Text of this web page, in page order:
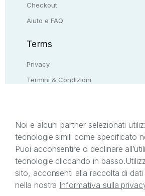
Checkout
Aiuto e FAQ
Terms
Privacy
Termini & Condizioni
Il presente sito web è di proprietà di
C.F. e P.IVA 05338720963.
titolare di tutti i diritti di proprietà
afferenti ai marchi, loghi e segni
sul sito web. Si invita l’utente a
Noi e alcuni partner selezionati
tecnologie simili come specificato
Puoi acconsentire o declinare
tecnologie cliccando in basso.
sito, acconsenti alla raccolta di
nella nostra Informativa sulla